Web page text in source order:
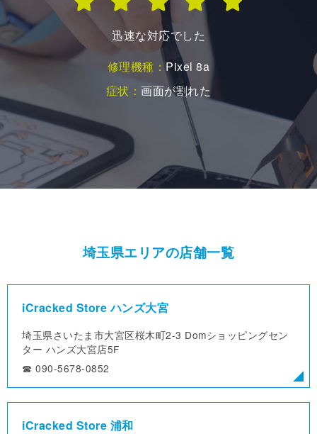
バッテリーの交換でしたが、丁寧に作業していただ
た。その後不具合もなく、快適です。ありがとうご
修理機種：iPhone 12mini
症状：
バッテリーの持ちが悪い
埼玉県エリアの店舗一覧
iCracked Store ハンズ大宮
埼玉県さいたま市大宮区桜木町2-3 Domショッピングセン
ター ハンズ大宮店5F
☎︎ 090-5678-0852
iCracked Store 浦和